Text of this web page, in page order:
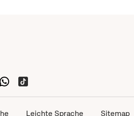
Leichte Sprache Sitemap